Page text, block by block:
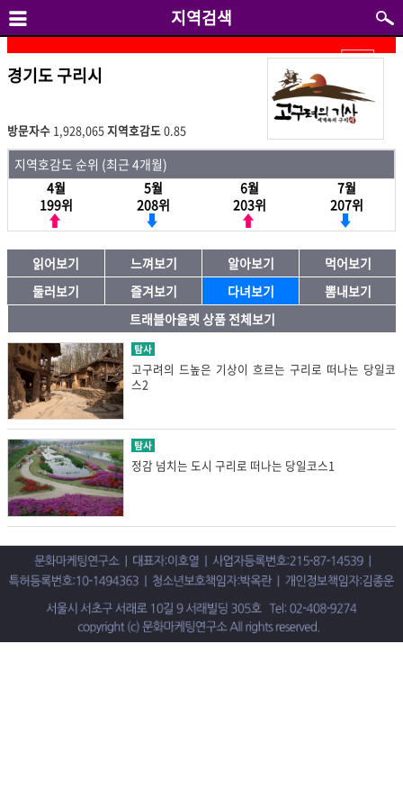
지역검색
경기도 구리시
방문자수 1,928,065지역호감도 0.85
지역호감도 순위 (최근 4개월)
4월
199위
5월
208위
6월
203위
7월
207위
읽어보기 느껴보기 알아보기
먹어보기
둘러보기
즐겨보기 다녀보기
뽐내보기
트래블아울렛 상품 전체보기
탐사
고구려의 드높은 기상이 흐르는 구리로 떠나는 당일코
스2
탐사
정감 넘치는 도시 구리로 떠나는 당일코스1